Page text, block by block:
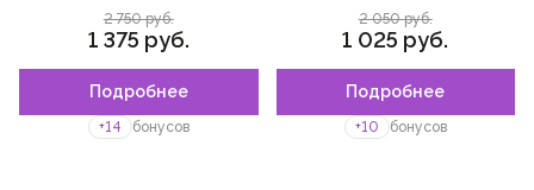
2 750 руб.
1 375 руб.
Подробнее
+14 бонусов
2 050 руб.
1 025 руб.
Подробнее
+10 бонусов